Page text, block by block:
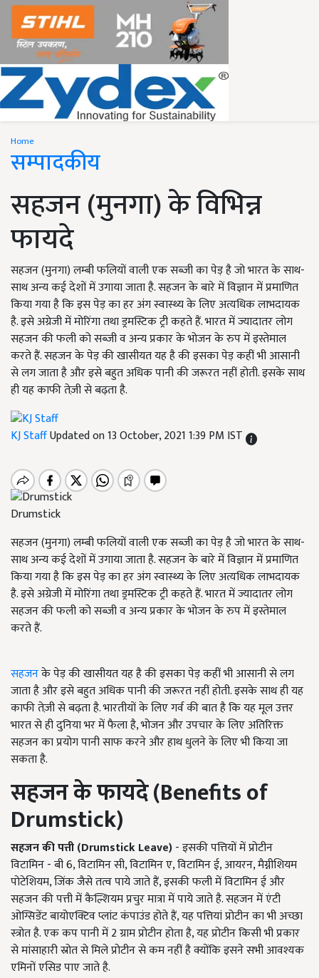
Home
सम्पादकीय
सहजन (मुनगा) के विभिन्न
फायदे
सहजन (मुनगा) लम्बी फलियों वाली एक सब्जी का पेड़ है जो भारत के साथ-
साथ अन्य कई देशों में उगाया जाता है. सहजन के बारे में विज्ञान में प्रमाणित
किया गया है कि इस पेड़ का हर अंग स्वास्थ्य के लिए अत्यधिक लाभदायक
है. इसे अग्रेजी में मोरिंगा तथा ड्रमस्टिक ट्री कहते हैं. भारत में ज्यादातर लोग
सहजन की फली को सब्जी व अन्य प्रकार के भोजन के रुप में इस्तेमाल
करते हैं. सहजन के पेड़ की खासीयत यह है की इसका पेड़ कहीं भी आसानी
से लग जाता है और इसे बहुत अधिक पानी की जरूरत नहीं होती. इसके साथ
ही यह काफी तेज़ी से बढ़ता है.
KJ StaffUpdated on 13 October, 2021 1:39 PM IST
Drumstick
सहजन (मुनगा) लम्बी फलियों वाली एक सब्जी का पेड़ है जो भारत के साथ-
साथ अन्य कई देशों में उगाया जाता है. सहजन के बारे में विज्ञान में प्रमाणित
किया गया है कि इस पेड़ का हर अंग स्वास्थ्य के लिए अत्यधिक लाभदायक
है. इसे अग्रेजी में मोरिंगा तथा ड्रमस्टिक ट्री कहते हैं. भारत में ज्यादातर लोग
सहजन की फली को सब्जी व अन्य प्रकार के भोजन के रुप में इस्तेमाल
करते हैं.
सहजनके पेड़ की खासीयत यह है की इसका पेड़ कहीं भी आसानी से लग
जाता है और इसे बहुत अधिक पानी की जरूरत नहीं होती. इसके साथ ही यह
काफी तेज़ी से बढ़ता है. भारतीयों के लिए गर्व की बात है कि यह मूल उत्तर
भारत से ही दुनिया भर में फैला है, भोजन और उपचार के लिए अतिरिक्त
सहजन का प्रयोग पानी साफ करने और हाथ धुलने के लिए भी किया जा
सकता है.
सहजन के फायदे (Benefits of
Drumstick)
सहजन की पत्ती (Drumstick Leave)- इसकी पत्तियों में प्रोटीन
विटामिन - बी 6, विटामिन सी, विटामिन ए, विटामिन ई, आयरन, मैग्नीशियम
पोटेशियम, जिंक जैसे तत्व पाये जाते हैं, इसकी फली में विटामिन ई और
सहजन की पत्ती में कैल्शियम प्रचुर मात्रा में पाये जाते है. सहजन में एंटी
ओग्सिडेंट बायोएक्टिव प्लांट कंपाउंड होते हैं, यह पत्तियां प्रोटीन का भी अच्छा
स्त्रोत है. एक कप पानी में 2 ग्राम प्रोटीन होता है, यह प्रोटीन किसी भी प्रकार
से मांसाहारी स्रोत से मिले प्रोटीन से कम नहीं है क्योंकि इसने सभी आवश्यक
एमिनों एसिड पाए जाते है.